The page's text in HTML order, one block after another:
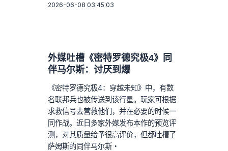
2026-06-08 03:45:03
外媒吐槽《密特罗德究极4》同
伴马尔斯：讨厌到爆
《密特罗德究极4：穿越未知》中，有数
名联邦兵也被传送到该行星。玩家可根据
求救信号去营救他们，并在必要的时候一
同作战。近日多家外媒发布本作的预览评
测，对其质量给予很高评价，但都吐槽了
萨姆斯的同伴马尔斯・